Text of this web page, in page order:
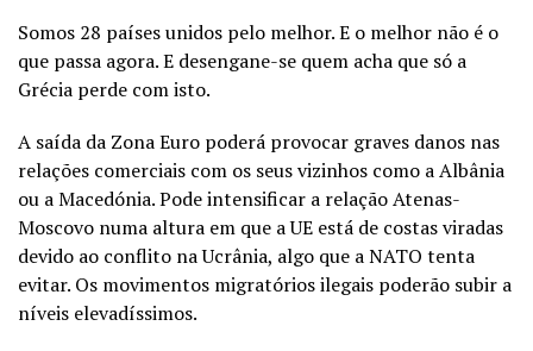
Somos 28 países unidos pelo melhor. E o melhor não é o
que passa agora. E desengane-se quem acha que só a
Grécia perde com isto.
A saída da Zona Euro poderá provocar graves danos nas
relações comerciais com os seus vizinhos como a Albânia
ou a Macedónia. Pode intensificar a relação Atenas-
Moscovo numa altura em que a UE está de costas viradas
devido ao conflito na Ucrânia, algo que a NATO tenta
evitar. Os movimentos migratórios ilegais poderão subir a
níveis elevadíssimos.